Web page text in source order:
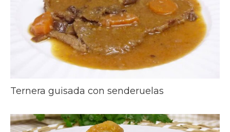
Ternera guisada con senderuelas